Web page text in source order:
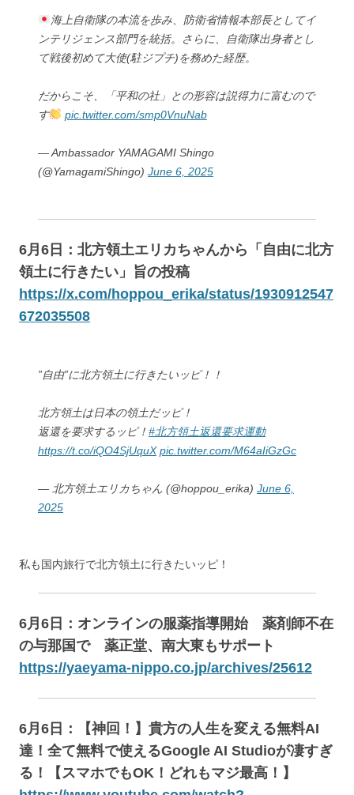
海上自衛隊の本流を歩み、防衛省情報本部長としてイ
ンテリジェンス部門を統括。さらに、自衛隊出身者とし
て戦後初めて大使(駐ジプチ)を務めた経歴。
だからこそ、「平和の社」との形容は説得力に富むので
す
pic.twitter.com/smp0VnuNab
— Ambassador YAMAGAMI Shingo
(@YamagamiShingo) June 6, 2025
6月6日：北方領土エリカちゃんから「自由に北方
領土に行きたい」旨の投稿
https://x.com/hoppou_erika/status/1930912547
672035508
”自由”に北方領土に行きたいッピ！！
北方領土は日本の領土だッピ！
返還を要求するッピ！ #北方領土返還要求運動
https://t.co/iQO4SjUquX pic.twitter.com/M64aIiGzGc
— 北方領土エリカちゃん (@hoppou_erika) June 6,
2025
私も国内旅行で北方領土に行きたいッピ！
6月6日：オンラインの服薬指導開始 薬剤師不在
の与那国で 薬正堂、南大東もサポート
https://yaeyama-nippo.co.jp/archives/25612
6月6日：【神回！】貴方の人生を変える無料AI
達！全て無料で使えるGoogle AI Studioが凄すぎ
る！【スマホでもOK！どれもマジ最高！】